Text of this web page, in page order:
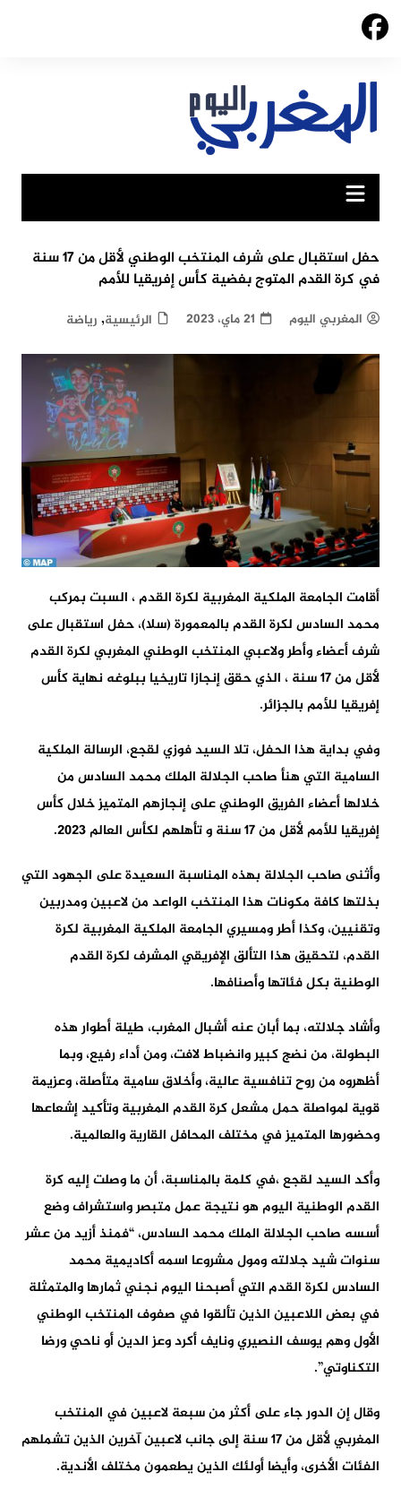
Skip
حفل استقبال على شرف المنتخب الوطني لأقل من 17 سنة
في كرة القدم المتوج بفضية كأس إفريقيا للأمم
المغربي اليوم 21 ماي، 2023 الرئيسية, رياضة
أقامت الجامعة الملكية المغربية لكرة القدم ، السبت بمركب
محمد السادس لكرة القدم بالمعمورة (سلا)، حفل استقبال على
شرف أعضاء وأطر ولاعبي المنتخب الوطني المغربي لكرة القدم
لأقل من 17 سنة ، الذي حقق إنجازا تاريخيا ببلوغه نهاية كأس
إفريقيا للأمم بالجزائر.
وفي بداية هذا الحفل، تلا السيد فوزي لقجع، الرسالة الملكية
السامية التي هنأ صاحب الجلالة الملك محمد السادس من
خلالها أعضاء الفريق الوطني على إنجازهم المتميز خلال كأس
إفريقيا للأمم لأقل من 17 سنة و تأهلهم لكأس العالم 2023.
وأثنى صاحب الجلالة بهذه المناسبة السعيدة على الجهود التي
بذلتها كافة مكونات هذا المنتخب الواعد من لاعبين ومدربين
وتقنيين، وكذا أطر ومسيري الجامعة الملكية المغربية لكرة
القدم، لتحقيق هذا التألق الإفريقي المشرف لكرة القدم
الوطنية بكل فئاتها وأصنافها.
وأشاد جلالته، بما أبان عنه أشبال المغرب، طيلة أطوار هذه
البطولة، من نضج كبير وانضباط لافت، ومن أداء رفيع، وبما
أظهروه من روح تنافسية عالية، وأخلاق سامية متأصلة، وعزيمة
قوية لمواصلة حمل مشعل كرة القدم المغربية وتأكيد إشعاعها
وحضورها المتميز في مختلف المحافل القارية والعالمية.
وأكد السيد لقجع ،في كلمة بالمناسبة، أن ما وصلت إليه كرة
القدم الوطنية اليوم هو نتيجة عمل متبصر واستشراف وضع
أسسه صاحب الجلالة الملك محمد السادس، “فمنذ أزيد من عشر
سنوات شيد جلالته ومول مشروعا اسمه أكاديمية محمد
السادس لكرة القدم التي أصبحنا اليوم نجني ثمارها والمتمثلة
في بعض اللاعبين الذين تألقوا في صفوف المنتخب الوطني
الأول وهم يوسف النصيري ونايف أكرد وعز الدين أو ناحي ورضا
التكناوتي”.
وقال إن الدور جاء على أكثر من سبعة لاعبين في المنتخب
المغربي لأقل من 17 سنة إلى جانب لاعبين آخرين الذين تشملهم
الفئات الأخرى، وأيضا أولئك الذين يطعمون مختلف الأندية.